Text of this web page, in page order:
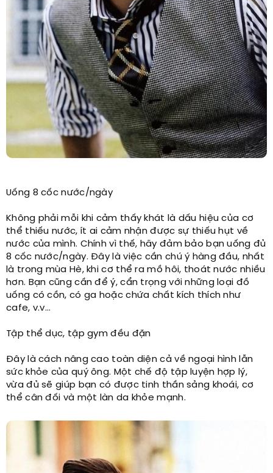
Uống 8 cốc nước/ngày
Không phải mỗi khi cảm thấy khát là dấu hiệu của cơ
thể thiếu nước, ít ai cảm nhận được sự thiếu hụt về
nước của mình. Chính vì thế, hãy đảm bảo bạn uống đủ
8 cốc nước/ngày. Đây là việc cần chú ý hàng đầu, nhất
là trong mùa Hè, khi cơ thể ra mồ hôi, thoát nước nhiều
hơn. Bạn cũng cần để ý, cẩn trọng với những loại đồ
uống có cồn, có ga hoặc chứa chất kích thích như
cafe, v.v…
Tập thể dục, tập gym đều đặn
Đây là cách nâng cao toàn diện cả về ngoại hình lẫn
sức khỏe của quý ông. Một chế độ tập luyện hợp lý,
vừa đủ sẽ giúp bạn có được tinh thần sảng khoái, cơ
thể cân đối và một làn da khỏe mạnh.